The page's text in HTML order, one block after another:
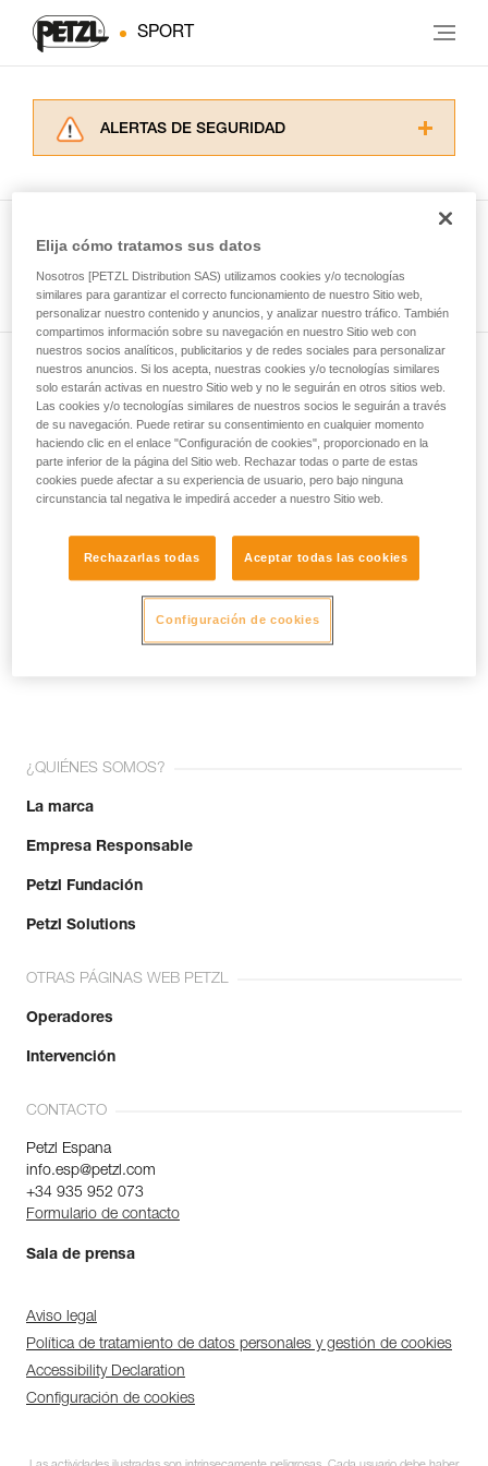
SPORT
ALERTAS DE SEGURIDAD
Dominar estas técnicas requiere una formación
y un entrenamiento específico. Confirme a
través de un profesional su capacidad para
ejecutar estas técnicas, solo y con total
seguridad, antes de ejecutarlas de forma
autónoma.
Damos ejemplos de técnicas relacionadas con
su actividad. Pueden existir otras que no
describimos aquí.
Ver todas las técnicas
Suscríbase al boletín
y mantente conectado con nuestras noticias
Email *
¡Únete a la comunidad!
¿QUIÉNES SOMOS?
La marca
Empresa Responsable
Petzl Fundación
Petzl Solutions
OTRAS PÁGINAS WEB PETZL
Operadores
Intervención
CONTACTO
Petzl Espana
info.esp@petzl.com
+34 935 952 073
Formulario de contacto
Sala de prensa
Aviso legal
Política de tratamiento de datos personales y gestión de cookies
Accessibility Declaration
Configuración de cookies
Elija cómo tratamos sus datos
Nosotros [PETZL Distribution SAS) utilizamos cookies y/o tecnologías
similares para garantizar el correcto funcionamiento de nuestro Sitio web,
personalizar nuestro contenido y anuncios, y analizar nuestro tráfico. También
compartimos información sobre su navegación en nuestro Sitio web con
nuestros socios analíticos, publicitarios y de redes sociales para personalizar
nuestros anuncios. Si los acepta, nuestras cookies y/o tecnologías similares
solo estarán activas en nuestro Sitio web y no le seguirán en otros sitios web.
Las cookies y/o tecnologías similares de nuestros socios le seguirán a través
de su navegación. Puede retirar su consentimiento en cualquier momento
haciendo clic en el enlace "Configuración de cookies", proporcionado en la
parte inferior de la página del Sitio web. Rechazar todas o parte de estas
cookies puede afectar a su experiencia de usuario, pero bajo ninguna
circunstancia tal negativa le impedirá acceder a nuestro Sitio web.
Rechazarlas todas Aceptar todas las cookies
Configuración de cookies